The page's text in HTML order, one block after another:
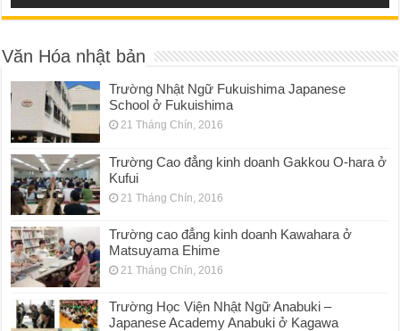
Văn Hóa nhật bản
Trường Nhật Ngữ Fukuishima Japanese
School ở Fukuishima
21 Tháng Chín, 2016
Trường Cao đẳng kinh doanh Gakkou O-hara ở
Kufui
21 Tháng Chín, 2016
Trường cao đẳng kinh doanh Kawahara ở
Matsuyama Ehime
21 Tháng Chín, 2016
Trường Học Viện Nhật Ngữ Anabuki –
Japanese Academy Anabuki ở Kagawa